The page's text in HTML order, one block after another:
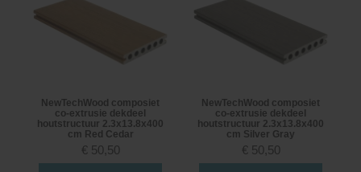
NewTechWood composiet
co-extrusie dekdeel
houtstructuur 2.3x13.8x400
cm Red Cedar
€ 50,50
NewTechWood composiet
co-extrusie dekdeel
houtstructuur 2.3x13.8x400
cm Silver Gray
€ 50,50